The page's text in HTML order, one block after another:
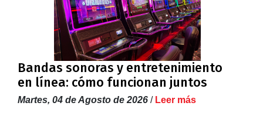
Bandas sonoras y entretenimiento
en línea: cómo funcionan juntos
Martes, 04 de Agosto de 2026 / Leer más